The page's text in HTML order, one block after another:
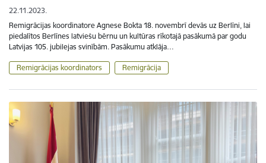
22.11.2023.
Remigrācijas koordinatore Agnese Bokta 18. novembrī devās uz Berlīni, lai
piedalītos Berlīnes latviešu bērnu un kultūras rīkotajā pasākumā par godu
Latvijas 105. jubilejas svinībām. Pasākumu atklāja…
Remigrācijas koordinators Remigrācija